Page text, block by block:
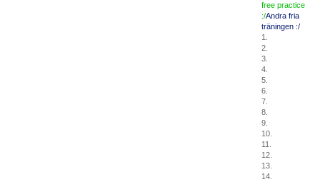
free practice
:/Andra fria
träningen :/
1.
2.
3.
4.
5.
6.
7.
8.
9.
10.
11.
12.
13.
14.